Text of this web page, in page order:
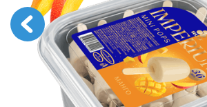
Contactos
Vacantes
PEDIR PRODUCTOS "RUD":